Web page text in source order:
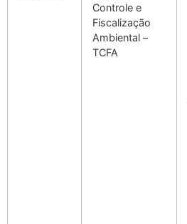
Controle e
Fiscalização
Ambiental –
TCFA